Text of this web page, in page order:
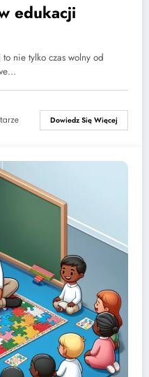
edukacji
nie tylko czas wolny od
Dowiedz Się Więcej